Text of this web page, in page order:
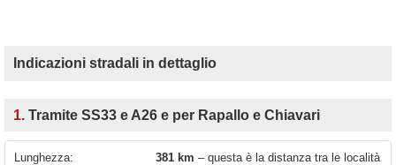
Indicazioni stradali in dettaglio
1. Tramite SS33 e A26 e per Rapallo e Chiavari
Lunghezza: 381 km – questa è la distanza tra le località